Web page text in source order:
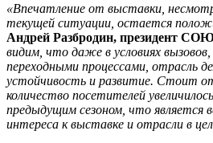
«Впечатление от выставки,
текущей ситуации, остается
Андрей Разбродин, президент
видим, что даже в условиях
переходными процессами, отрасль
устойчивость и развитие. Стоит
количество посетителей
предыдущим сезоном, что является
интереса к выставке и отрасли в